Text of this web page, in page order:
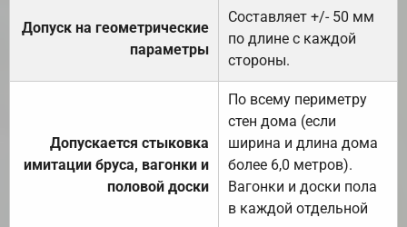
Допуск на геометрические
параметры
Составляет +/- 50 мм
по длине с каждой
стороны.
Допускается стыковка
имитации бруса, вагонки и
половой доски
По всему периметру
стен дома (если
ширина и длина дома
более 6,0 метров).
Вагонки и доски пола
в каждой отдельной